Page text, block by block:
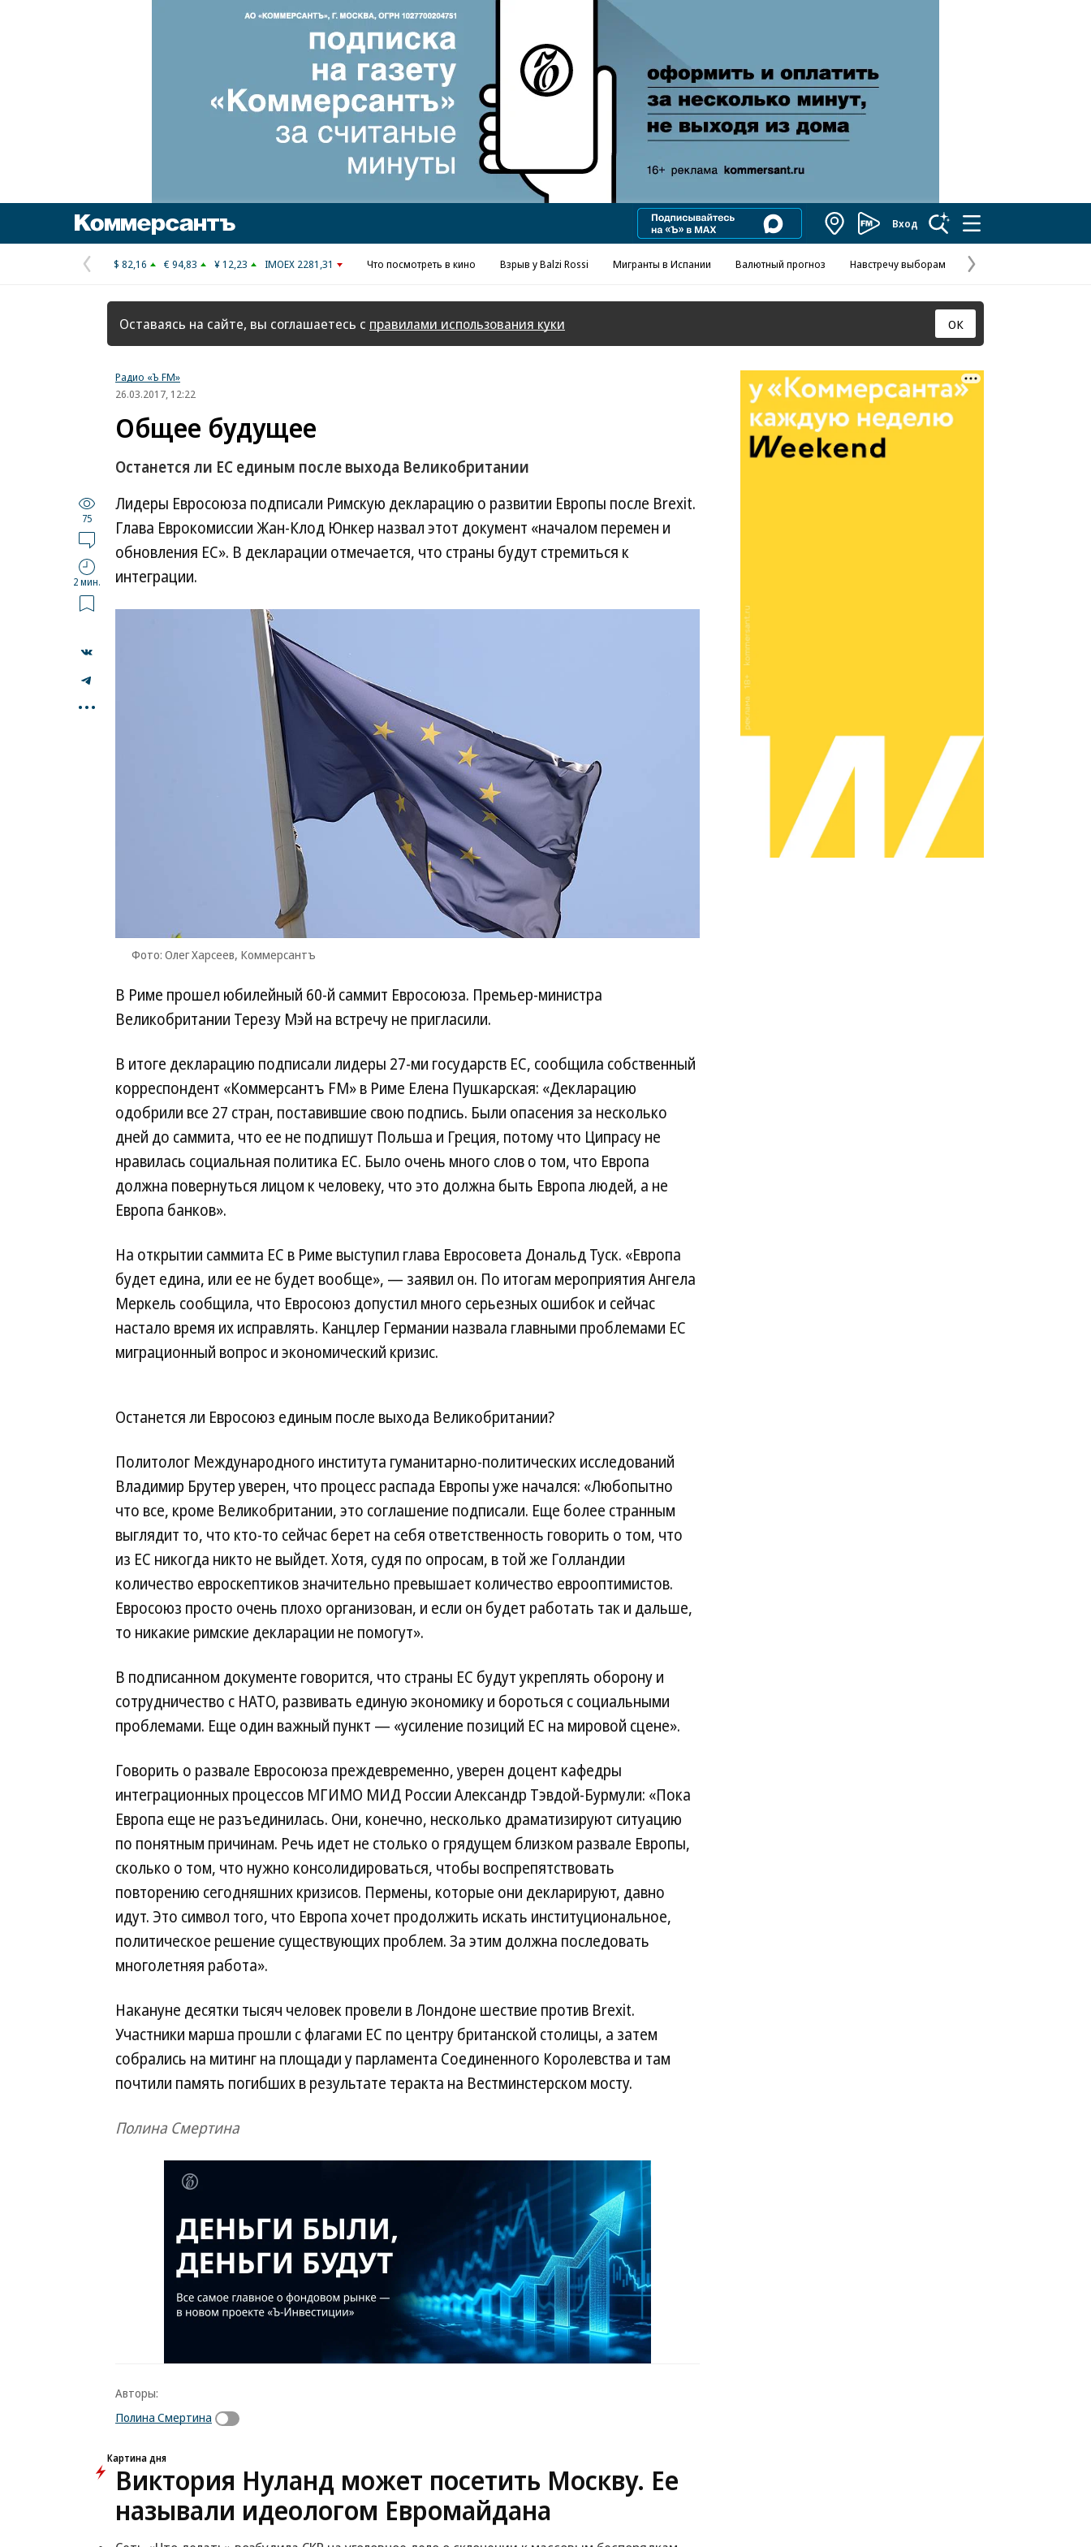
КоммерсантъВход
Предыдущая
страница
$ 82,16 € 94,83 ¥ 12,23 IMOEX 2281,31 Что посмотреть в кино Взрыв у Balzi Rossi Мигранты в Испании Валютный прогноз Навстречу выборам
Следующая
страница
Оставаясь на сайте, вы соглашаетесь с правилами использования куки ОК
Радио «Ъ FM»
26.03.2017, 12:22
Общее будущее
Останется ли ЕС единым после выхода Великобритании
75
2 мин.
...
Лидеры Евросоюза подписали Римскую декларацию о развитии Европы после Brexit.
Глава Еврокомиссии Жан-Клод Юнкер назвал этот документ «началом перемен и
обновления ЕС». В декларации отмечается, что страны будут стремиться к
интеграции.
Фото: Олег Харсеев, Коммерсантъ
В Риме прошел юбилейный 60-й саммит Евросоюза. Премьер-министра
Великобритании Терезу Мэй на встречу не пригласили.
В итоге декларацию подписали лидеры 27-ми государств ЕС, сообщила собственный
корреспондент «Коммерсантъ FM» в Риме Елена Пушкарская: «Декларацию
одобрили все 27 стран, поставившие свою подпись. Были опасения за несколько
дней до саммита, что ее не подпишут Польша и Греция, потому что Ципрасу не
нравилась социальная политика ЕС. Было очень много слов о том, что Европа
должна повернуться лицом к человеку, что это должна быть Европа людей, а не
Европа банков».
На открытии саммита ЕС в Риме выступил глава Евросовета Дональд Туск. «Европа
будет едина, или ее не будет вообще», — заявил он. По итогам мероприятия Ангела
Меркель сообщила, что Евросоюз допустил много серьезных ошибок и сейчас
настало время их исправлять. Канцлер Германии назвала главными проблемами ЕС
миграционный вопрос и экономический кризис.
Останется ли Евросоюз единым после выхода Великобритании?
Политолог Международного института гуманитарно-политических исследований
Владимир Брутер уверен, что процесс распада Европы уже начался: «Любопытно
что все, кроме Великобритании, это соглашение подписали. Еще более странным
выглядит то, что кто-то сейчас берет на себя ответственность говорить о том, что
из ЕС никогда никто не выйдет. Хотя, судя по опросам, в той же Голландии
количество евроскептиков значительно превышает количество еврооптимистов.
Евросоюз просто очень плохо организован, и если он будет работать так и дальше,
то никакие римские декларации не помогут».
В подписанном документе говорится, что страны ЕС будут укреплять оборону и
сотрудничество с НАТО, развивать единую экономику и бороться с социальными
проблемами. Еще один важный пункт — «усиление позиций ЕС на мировой сцене».
Говорить о развале Евросоюза преждевременно, уверен доцент кафедры
интеграционных процессов МГИМО МИД России Александр Тэвдой-Бурмули: «Пока
Европа еще не разъединилась. Они, конечно, несколько драматизируют ситуацию
по понятным причинам. Речь идет не столько о грядущем близком развале Европы,
сколько о том, что нужно консолидироваться, чтобы воспрепятствовать
повторению сегодняшних кризисов. Пермены, которые они декларируют, давно
идут. Это символ того, что Европа хочет продолжить искать институциональное,
политическое решение существующих проблем. За этим должна последовать
многолетняя работа».
Накануне десятки тысяч человек провели в Лондоне шествие против Brexit.
Участники марша прошли с флагами ЕС по центру британской столицы, а затем
собрались на митинг на площади у парламента Соединенного Королевства и там
почтили память погибших в результате теракта на Вестминстерском мосту.
Полина Смертина
Авторы:
Полина Смертина
Картина дня
Виктория Нуланд может посетить Москву. Ее
называли идеологом Евромайдана